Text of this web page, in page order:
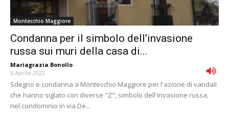
Montecchio Maggiore
Condanna per il simbolo dell’invasione
russa sui muri della casa di...
Mariagrazia Bonollo -
6 Aprile 2022
Sdegno e condanna a Montecchio Maggiore per l'azione di vandali
che hanno siglato con diverse "Z", simbolo dell'invasione russa,
nel condominio in via De...